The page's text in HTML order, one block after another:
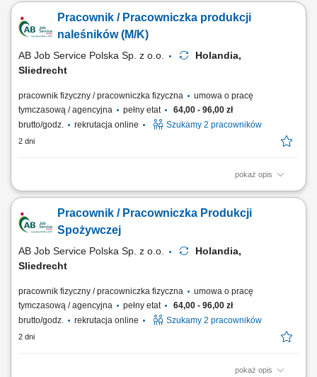
na linię produkcyjną, wsparcie procesu odzysku metali i przygotowania
materiału do dalszego przetworzenia, praca przy taśmie produkcyjnej w
Pracownik / Pracowniczka produkcji
naleśników (M/K)
AB Job Service Polska Sp. z o.o.
Holandia,
Sliedrecht
pracownik fizyczny / pracowniczka fizyczna
umowa o pracę
tymczasową / agencyjna
pełny etat
64,00 - 96,00 zł
brutto/godz.
rekrutacja online Szukamy 2 pracowników
2 dni
pokaż opis
Zakres obowiązków będziesz zajmować się pakowaniem produktów
produktów do wysyłki, kontrola jakości, dbanie o porządek na
stanowisku pracy, praca zgodnie z zasadami higieny i bezpieczeństwa,
Pracownik / Pracowniczka Produkcji
Spożywczej
AB Job Service Polska Sp. z o.o.
Holandia,
Sliedrecht
pracownik fizyczny / pracowniczka fizyczna
umowa o pracę
tymczasową / agencyjna
pełny etat
64,00 - 96,00 zł
brutto/godz.
rekrutacja online Szukamy 2 pracowników
2 dni
pokaż opis